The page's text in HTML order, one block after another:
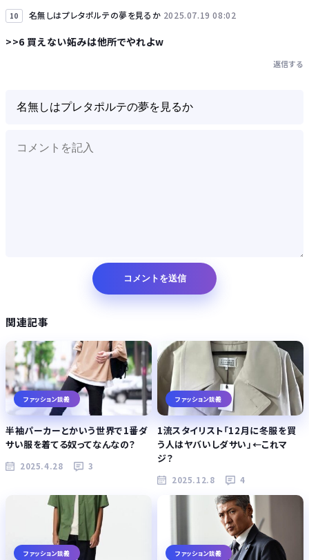
10 名無しはプレタポルテの夢を見るか 2025.07.19 08:02
>>6 買えない妬みは他所でやれよw
返信する
関連記事
ファッション談義
半袖パーカーとかいう世界で1番ダ
サい服を着てる奴ってなんなの？
2025.4.28 3
ファッション談義
1流スタイリスト「12月に冬服を買
う人はヤバいしダサい」←これマ
ジ？
2025.12.8 4
ファッション談義 ファッション談義